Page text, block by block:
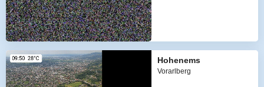
Hohenems
Vorarlberg